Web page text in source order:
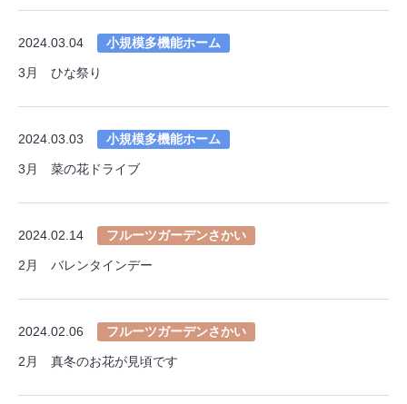
2024.03.04 小規模多機能ホーム
3月 ひな祭り
2024.03.03 小規模多機能ホーム
3月 菜の花ドライブ
2024.02.14 フルーツガーデンさかい
2月 バレンタインデー
2024.02.06 フルーツガーデンさかい
2月 真冬のお花が見頃です